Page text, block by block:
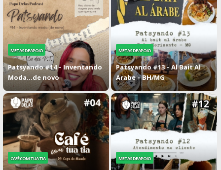
METAS DE APOIO
Patsyando #14 – Inventando
Moda…de novo
METAS DE APOIO
Patsyando #13 – Al Bait Al
Arabe – BH/MG
CAFÉ COM TUA TIA METAS DE APOIO